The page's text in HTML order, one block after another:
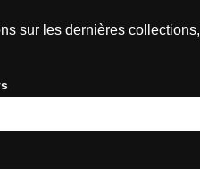
sur les dernières collections,